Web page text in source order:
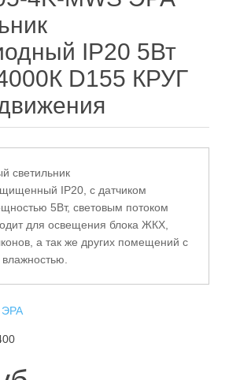
IP20 5Вт
D155 КРУГ
светильник
IP20, с датчиком
5Вт, световым потоком
для освещения блока ЖКХ,
а так же других помещений с
ЭРА